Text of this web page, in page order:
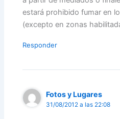
estará prohibido fumar en
(excepto en zonas
Responder
Fotos y Lugares
31/08/2012 a las 22:08